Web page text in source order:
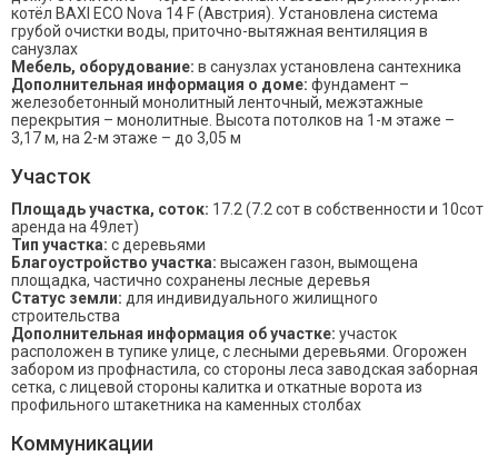
котёл BAXI ECO Nova 14 F (Австрия). Установлена система
грубой очистки воды, приточно-вытяжная вентиляция в
санузлах
Мебель, оборудование: в санузлах установлена сантехника
Дополнительная информация о доме: фундамент –
железобетонный монолитный ленточный, межэтажные
перекрытия – монолитные. Высота потолков на 1-м этаже –
3,17 м, на 2-м этаже – до 3,05 м
Участок
Площадь участка, соток: 17.2 (7.2 сот в собственности и 10сот
аренда на 49лет)
Тип участка: с деревьями
Благоустройство участка: высажен газон, вымощена
площадка, частично сохранены лесные деревья
Статус земли: для индивидуального жилищного
строительства
Дополнительная информация об участке: участок
расположен в тупике улице, с лесными деревьями. Огорожен
забором из профнастила, со стороны леса заводская заборная
сетка, с лицевой стороны калитка и откатные ворота из
профильного штакетника на каменных столбах
Коммуникации